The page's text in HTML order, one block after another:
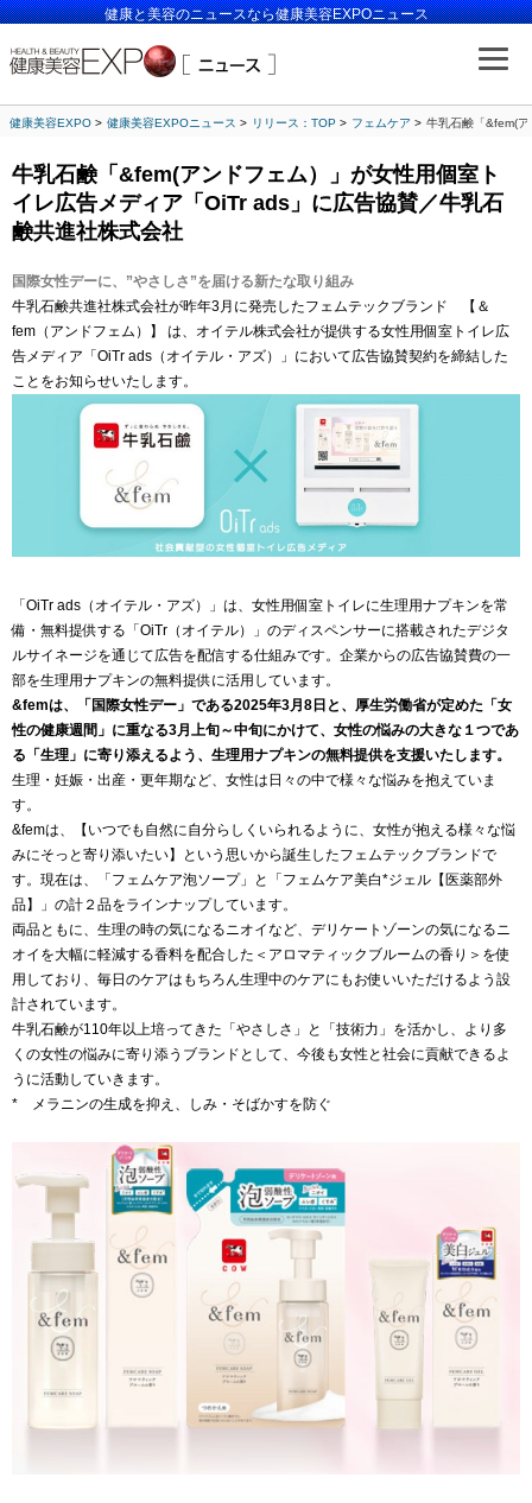
健康と美容のニュースなら健康美容EXPOニュース
健康美容EXPO 健康美容EXPOニュース リリース：TOP フェムケア 牛乳石鹸「&fem(
牛乳石鹸「&fem(アンドフェム）」が女性用個室ト
イレ広告メディア「OiTr ads」に広告協賛／牛乳石
鹸共進社株式会社
国際女性デーに、”やさしさ”を届ける新たな取り組み
牛乳石鹸共進社株式会社が昨年3月に発売したフェムテックブランド 【＆
fem（アンドフェム）】 は、オイテル株式会社が提供する女性用個室トイレ広
告メディア「OiTr ads（オイテル・アズ）」において広告協賛契約を締結した
ことをお知らせいたします。
「OiTr ads（オイテル・アズ）」は、女性用個室トイレに生理用ナプキンを常
備・無料提供する「OiTr（オイテル）」のディスペンサーに搭載されたデジタ
ルサイネージを通じて広告を配信する仕組みです。企業からの広告協賛費の一
部を生理用ナプキンの無料提供に活用しています。
&femは、「国際女性デー」である2025年3月8日と、厚生労働省が定めた「女
性の健康週間」に重なる3月上旬～中旬にかけて、女性の悩みの大きな１つであ
る「生理」に寄り添えるよう、生理用ナプキンの無料提供を支援いたします。
生理・妊娠・出産・更年期など、女性は日々の中で様々な悩みを抱えていま
す。
&femは、【いつでも自然に自分らしくいられるように、女性が抱える様々な悩
みにそっと寄り添いたい】という思いから誕生したフェムテックブランドで
す。現在は、「フェムケア泡ソープ」と「フェムケア美白*ジェル【医薬部外
品】」の計２品をラインナップしています。
両品ともに、生理の時の気になるニオイなど、デリケートゾーンの気になるニ
オイを大幅に軽減する香料を配合した＜アロマティックブルームの香り＞を使
用しており、毎日のケアはもちろん生理中のケアにもお使いいただけるよう設
計されています。
牛乳石鹸が110年以上培ってきた「やさしさ」と「技術力」を活かし、より多
くの女性の悩みに寄り添うブランドとして、今後も女性と社会に貢献できるよ
うに活動していきます。
* メラニンの生成を抑え、しみ・そばかすを防ぐ